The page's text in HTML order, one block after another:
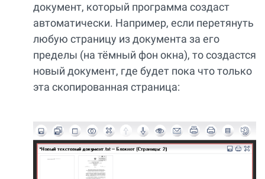
документ, который программа создаст
автоматически. Например, если перетянуть
любую страницу из документа за его
пределы (на тёмный фон окна), то создастся
новый документ, где будет пока что только
эта скопированная страница: